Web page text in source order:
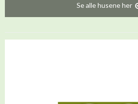
Se alle husene her